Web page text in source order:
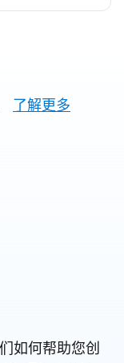
了解更多
如何帮助您创